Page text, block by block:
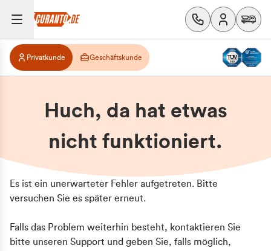
Privatkunde Geschäftskunde
Huch, da hat etwas
nicht funktioniert.
Es ist ein unerwarteter Fehler aufgetreten. Bitte
versuchen Sie es später erneut.
Falls das Problem weiterhin besteht, kontaktieren Sie
bitte unseren Support und geben Sie, falls möglich,